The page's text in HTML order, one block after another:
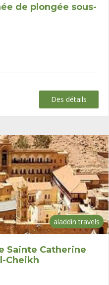
de plongée sous-
Des détails
aladdin travels
Sainte Catherine
Cheikh